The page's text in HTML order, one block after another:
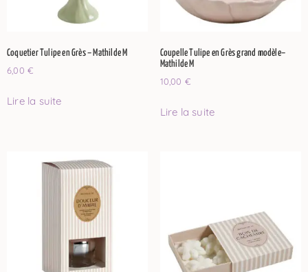
Coquetier Tulipe en Grès – Mathilde M
6,00 €
Lire la suite
Coupelle Tulipe en Grès grand modèle–
Mathilde M
10,00 €
Lire la suite